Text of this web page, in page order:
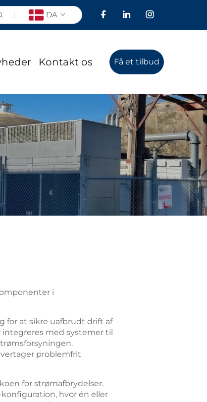
DA
Kontakt os Få et tilbud
i
for at sikre uafbrudt drift af
med systemer til
problemfrit
for strømafbrydelser.
hvor én eller